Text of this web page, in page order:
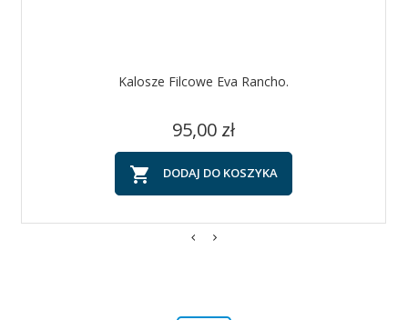
Kalosze Filcowe Eva Rancho.
Cena
95,00 zł
 DODAJ DO KOSZYKA